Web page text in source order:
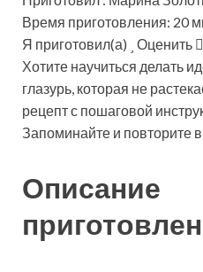
Время приготовления: 20
Я приготовил(а)
Оценить
Хотите научиться делать
глазурь, которая не
рецепт с пошаговой
Запоминайте и повторите
Описание